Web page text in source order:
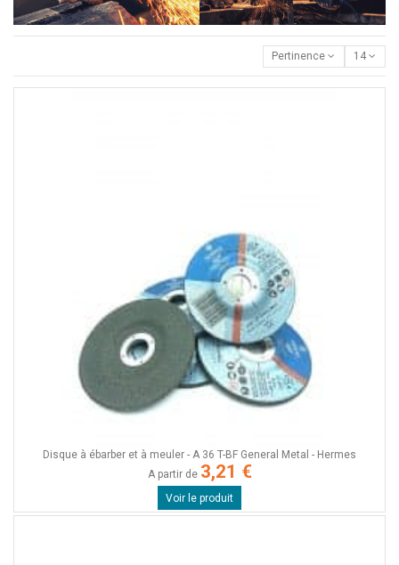
Pertinence 14
Disque à ébarber et à meuler - A 36 T-BF General Metal - Hermes
A partir de 3,21 €
Voir le produit